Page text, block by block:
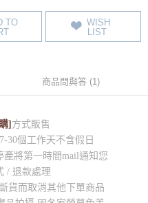
TO
WISH
LIST
商品問與答 (1)
] 方式販售
30個工作天不含假日
將第一時間mail通知您
/ 退款處理
貨而取消其他下單商品